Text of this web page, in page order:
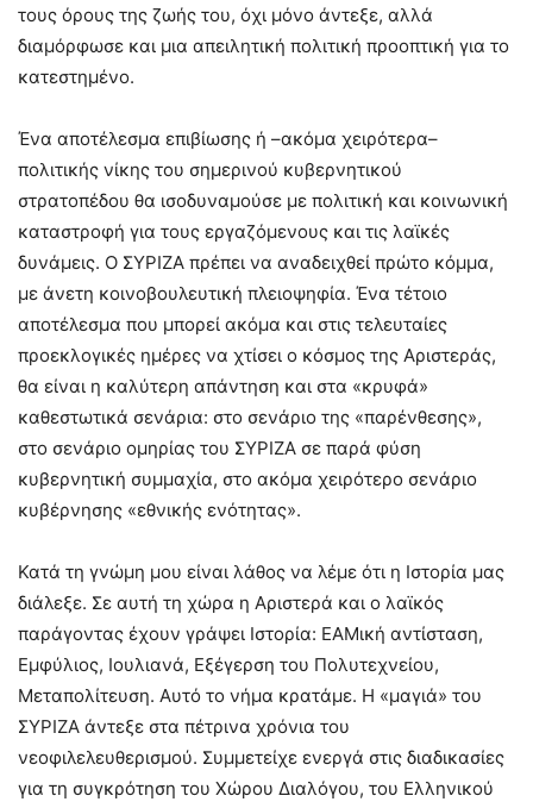
τους όρους της ζωής του, όχι μόνο άντεξε, αλλά
διαμόρφωσε και μια απειλητική πολιτική προοπτική για το
κατεστημένο.
Ένα αποτέλεσμα επιβίωσης ή –ακόμα χειρότερα–
πολιτικής νίκης του σημερινού κυβερνητικού
στρατοπέδου θα ισοδυναμούσε με πολιτική και κοινωνική
καταστροφή για τους εργαζόμενους και τις λαϊκές
δυνάμεις. Ο ΣΥΡΙΖΑ πρέπει να αναδειχθεί πρώτο κόμμα,
με άνετη κοινοβουλευτική πλειοψηφία. Ένα τέτοιο
αποτέλεσμα που μπορεί ακόμα και στις τελευταίες
προεκλογικές ημέρες να χτίσει ο κόσμος της Αριστεράς,
θα είναι η καλύτερη απάντηση και στα «κρυφά»
καθεστωτικά σενάρια: στο σενάριο της «παρένθεσης»,
στο σενάριο ομηρίας του ΣΥΡΙΖΑ σε παρά φύση
κυβερνητική συμμαχία, στο ακόμα χειρότερο σενάριο
κυβέρνησης «εθνικής ενότητας».
Κατά τη γνώμη μου είναι λάθος να λέμε ότι η Iστορία μας
διάλεξε. Σε αυτή τη χώρα η Αριστερά και ο λαϊκός
παράγοντας έχουν γράψει Iστορία: ΕΑΜική αντίσταση,
Εμφύλιος, Ιουλιανά, Εξέγερση του Πολυτεχνείου,
Μεταπολίτευση. Αυτό το νήμα κρατάμε. Η «μαγιά» του
ΣΥΡΙΖΑ άντεξε στα πέτρινα χρόνια του
νεοφιλελευθερισμού. Συμμετείχε ενεργά στις διαδικασίες
για τη συγκρότηση του Χώρου Διαλόγου, του Ελληνικού